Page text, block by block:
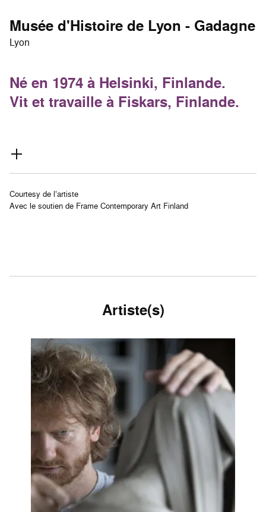
Musée d'Histoire de Lyon - Gadagne
Lyon
Né en 1974 à Helsinki, Finlande.
Vit et travaille à Fiskars, Finlande.
Courtesy de l’artiste
Avec le soutien de Frame Contemporary Art Finland
Artiste(s)